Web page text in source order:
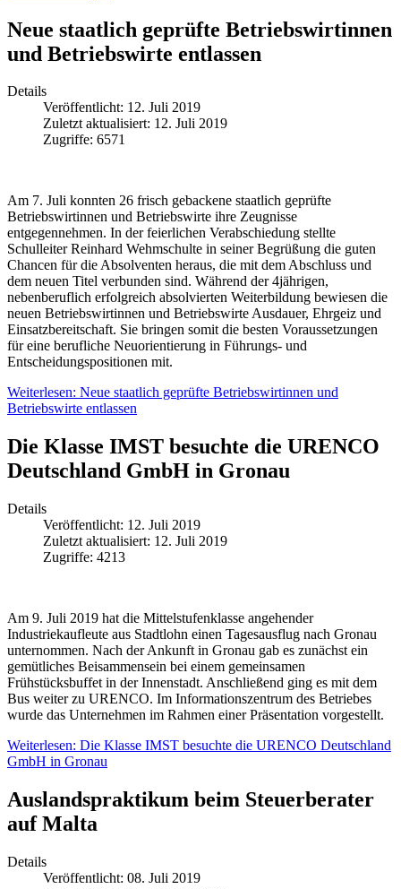
Neue staatlich geprüfte Betriebswirtinnen
und Betriebswirte entlassen
Details
Veröffentlicht: 12. Juli 2019
Zuletzt aktualisiert: 12. Juli 2019
Zugriffe: 6571
Am 7. Juli konnten 26 frisch gebackene staatlich geprüfte
Betriebswirtinnen und Betriebswirte ihre Zeugnisse
entgegennehmen. In der feierlichen Verabschiedung stellte
Schulleiter Reinhard Wehmschulte in seiner Begrüßung die guten
Chancen für die Absolventen heraus, die mit dem Abschluss und
dem neuen Titel verbunden sind. Während der 4jährigen,
nebenberuflich erfolgreich absolvierten Weiterbildung bewiesen die
neuen Betriebswirtinnen und Betriebswirte Ausdauer, Ehrgeiz und
Einsatzbereitschaft. Sie bringen somit die besten Voraussetzungen
für eine berufliche Neuorientierung in Führungs- und
Entscheidungspositionen mit.
Weiterlesen: Neue staatlich geprüfte Betriebswirtinnen und
Betriebswirte entlassen
Die Klasse IMST besuchte die URENCO
Deutschland GmbH in Gronau
Details
Veröffentlicht: 12. Juli 2019
Zuletzt aktualisiert: 12. Juli 2019
Zugriffe: 4213
Am 9. Juli 2019 hat die Mittelstufenklasse angehender
Industriekaufleute aus Stadtlohn einen Tagesausflug nach Gronau
unternommen. Nach der Ankunft in Gronau gab es zunächst ein
gemütliches Beisammensein bei einem gemeinsamen
Frühstücksbuffet in der Innenstadt. Anschließend ging es mit dem
Bus weiter zu URENCO. Im Informationszentrum des Betriebes
wurde das Unternehmen im Rahmen einer Präsentation vorgestellt.
Weiterlesen: Die Klasse IMST besuchte die URENCO Deutschland
GmbH in Gronau
Auslandspraktikum beim Steuerberater
auf Malta
Details
Veröffentlicht: 08. Juli 2019